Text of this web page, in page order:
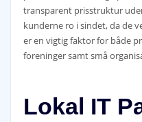
transparent prisstruktur
kunderne ro i sindet, da de
er en vigtig faktor for både
foreninger samt små
Lokal IT